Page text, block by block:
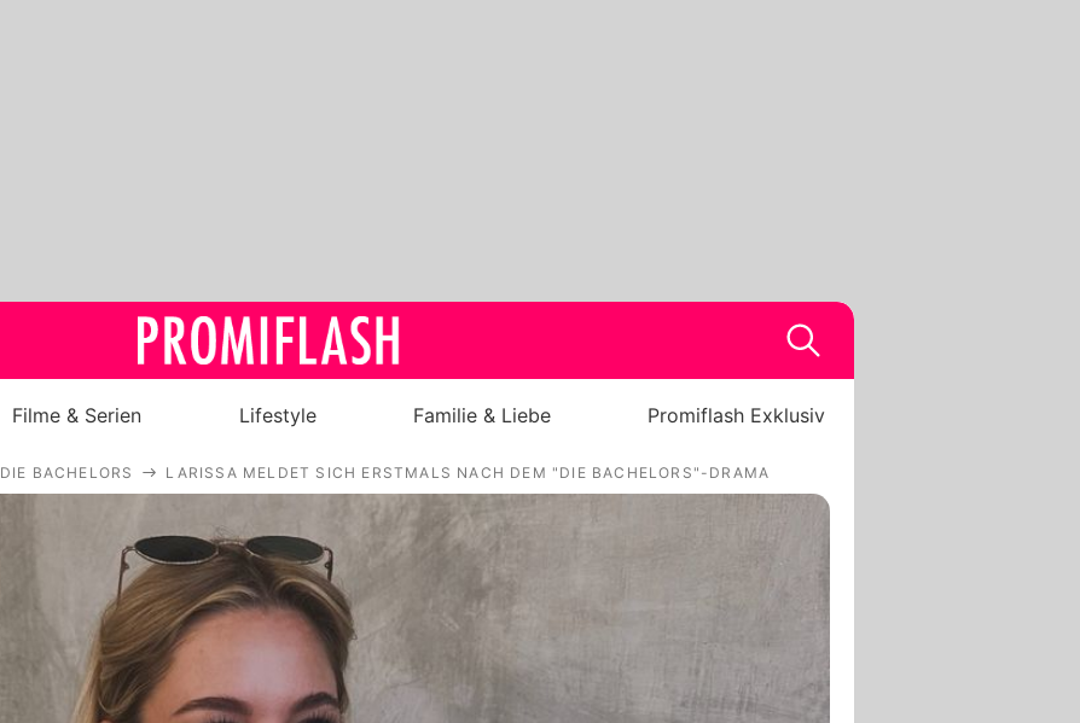
Royals
Filme & Serien
Lifestyle
Familie & Liebe
Filme & Serien Lifestyle Familie & Liebe Promiflash Exklusiv
DIE BACHELORS LARISSA MELDET SICH ERSTMALS NACH DEM "DIE BACHELORS"-DRAMA